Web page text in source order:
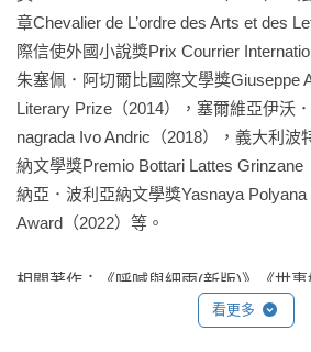
章Chevalier de L’ordre des Arts et des
際信使外國小說獎Prix Courrier
朱塞佩．阿切爾比國際文學獎Giuseppe
Literary Prize（2014），塞爾維亞伊沃
nagrada Ivo Andric（2018），義大利波
納文學獎Premio Bottari Lattes Grinzane
納亞．波利亞納文學獎Yasnaya Polyana
Award（2022）等。
相關著作：《呼喊與細雨(新版)》《世
賣血記（新版）》《文城》《活著(經典
看更多